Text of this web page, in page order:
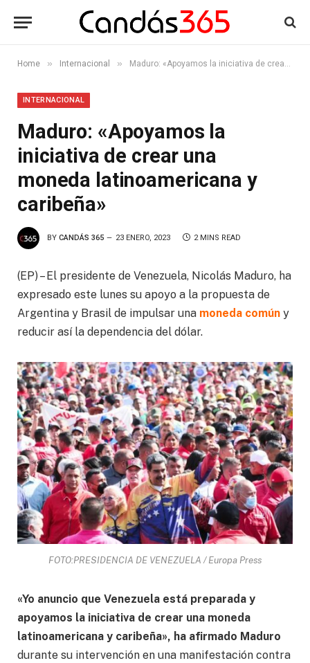
Home » Internacional » Maduro: «Apoyamos la iniciativa de crear una moneda latinoamericana y caribeña»
INTERNACIONAL
Maduro: «Apoyamos la
iniciativa de crear una
moneda latinoamericana y
caribeña»
BY CANDÁS 365 23 ENERO, 2023 2 MINS READ
(EP) – El presidente de Venezuela, Nicolás Maduro, ha
expresado este lunes su apoyo a la propuesta de
Argentina y Brasil de impulsar una moneda común y
reducir así la dependencia del dólar.
FOTO:PRESIDENCIA DE VENEZUELA / Europa Press
«Yo anuncio que Venezuela está preparada y
apoyamos la iniciativa de crear una moneda
latinoamericana y caribeña», ha afirmado Maduro
durante su intervención en una manifestación contra